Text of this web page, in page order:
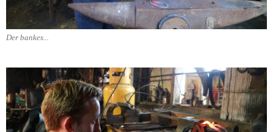
Der bankes...